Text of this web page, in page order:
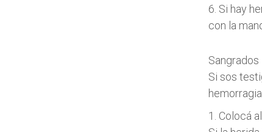
6. Si hay
con la
Sangrados
Si sos
1. Colocá